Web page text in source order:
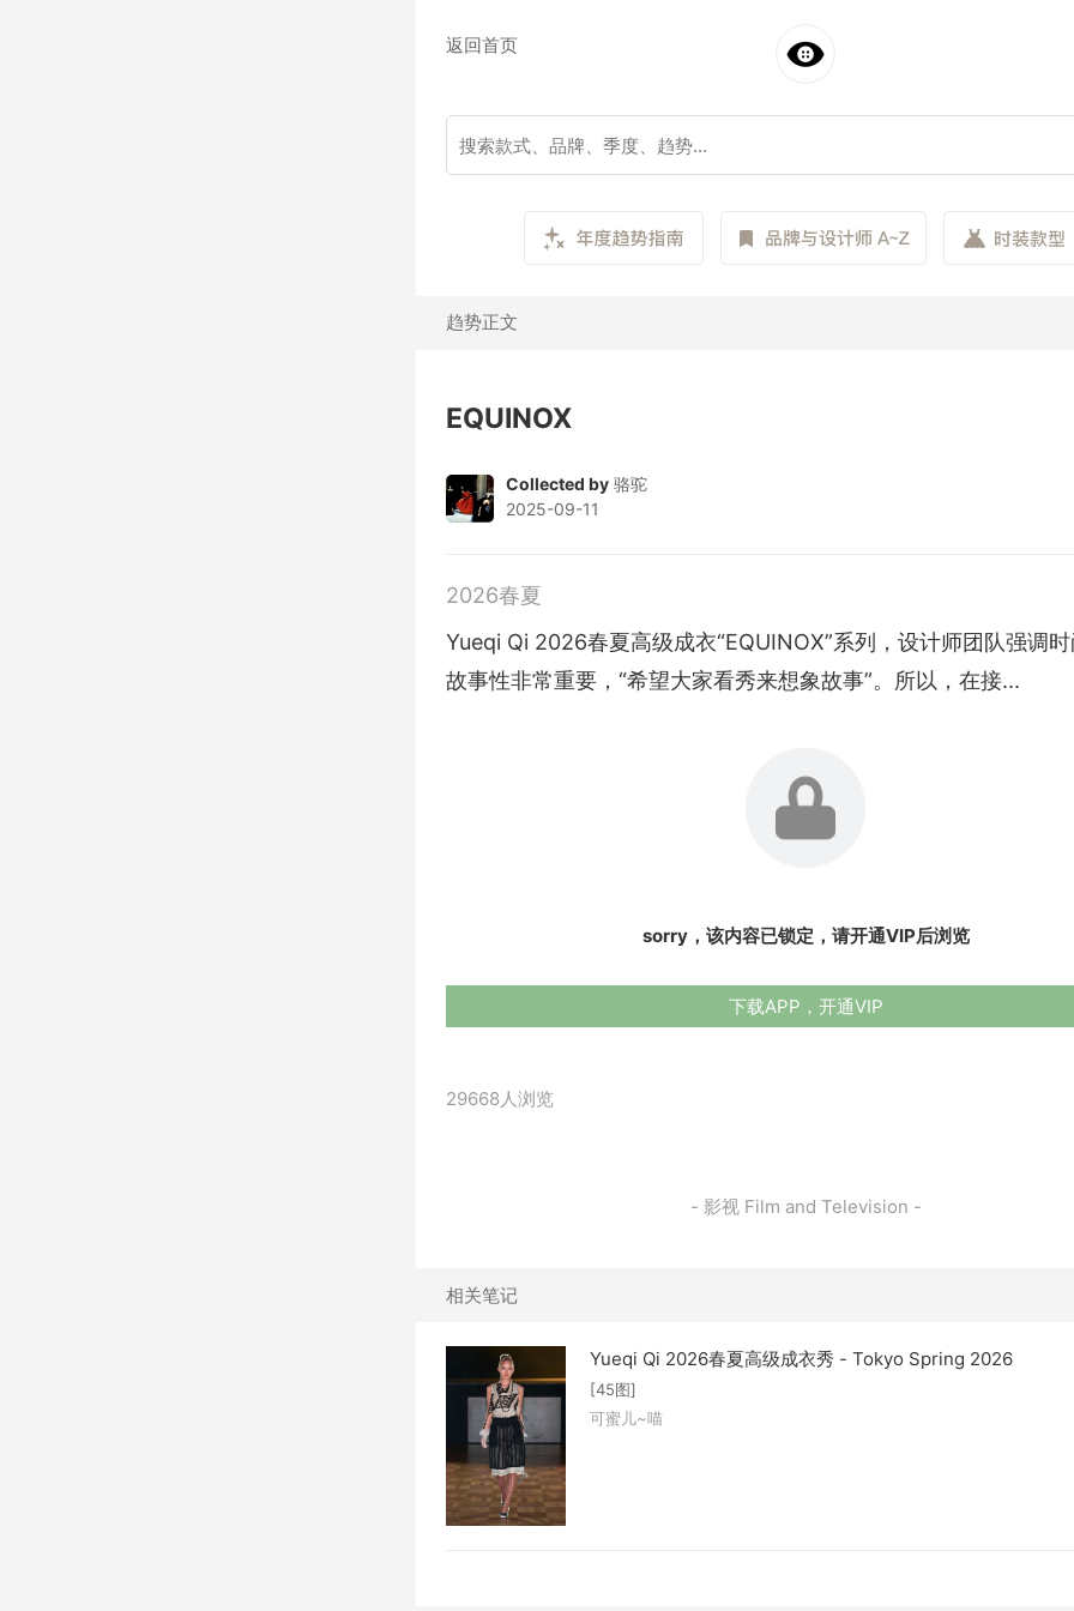
返回首页
趋势正文
EQUINOX
Collected by 骆驼
2025-09-11
2026春夏
Yueqi Qi 2026春夏高级成衣“EQUINOX”系列，设计师团队强调
故事性非常重要，“希望大家看秀来想象故事”。所以，在接...
sorry，该内容已锁定，请开通VIP后浏览
下载APP，开通VIP
29668人浏览
- 影视 Film and Television -
相关笔记
Yueqi Qi 2026春夏高级成衣秀 - Tokyo Spring 2026
[45图]
可蜜儿~喵